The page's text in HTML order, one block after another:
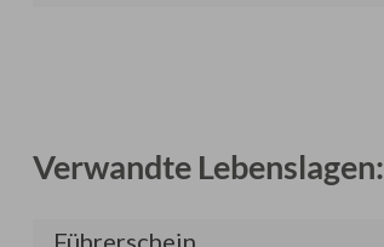
Verwandte Lebenslagen:
Führerschein